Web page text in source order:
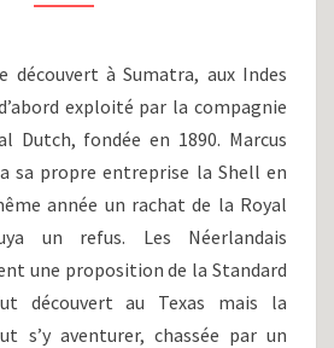
BARONS
SAUVENT
L’ETAT…
DEUX
FOIS
(1893-
1914)
découvert à Sumatra, aux Indes
exploité par la compagnie
Dutch, fondée en 1890. Marcus
sa propre entreprise la Shell en
année un rachat de la Royal
un refus. Les Néerlandais
une proposition de la Standard
découvert au Texas mais la
s’y aventurer, chassée par un